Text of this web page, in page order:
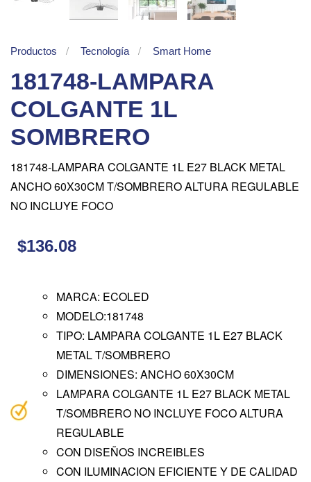
Productos Tecnología Smart Home
181748-LAMPARA
COLGANTE 1L
SOMBRERO
181748-LAMPARA COLGANTE 1L E27 BLACK METAL
ANCHO 60X30CM T/SOMBRERO ALTURA REGULABLE
NO INCLUYE FOCO
$136.08
MARCA: ECOLED
MODELO:181748
TIPO: LAMPARA COLGANTE 1L E27 BLACK
METAL T/SOMBRERO
DIMENSIONES: ANCHO 60X30CM
LAMPARA COLGANTE 1L E27 BLACK METAL
T/SOMBRERO NO INCLUYE FOCO ALTURA
REGULABLE
CON DISEÑOS INCREIBLES
CON ILUMINACION EFICIENTE Y DE CALIDAD